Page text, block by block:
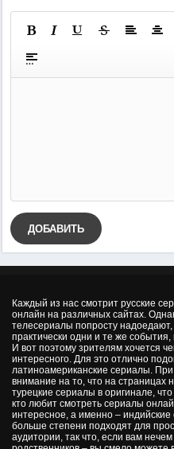
ДОБАВИТЬ
Каждый из нас смотрит русские
онлайн на различных сайтах.
телесериалы попросту надоедают,
практически одни и те же события,
И вот поэтому зрителям хочется
интересного. Для это отлично
латиноамериканские сериалы.
внимание на то, что на страницах
турецкие сериалы в оригинале,
кто любит смотреть сериалы
интересное, а именно –
больше степени подходят для
аудитории, так что, если вам